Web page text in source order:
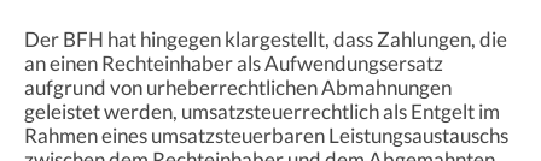
Der BFH hat hingegen klargestellt, dass Zahlungen, die
an einen Rechteinhaber als Aufwendungsersatz
aufgrund von urheberrechtlichen Abmahnungen
geleistet werden, umsatzsteuerrechtlich als Entgelt im
Rahmen eines umsatzsteuerbaren Leistungsaustauschs